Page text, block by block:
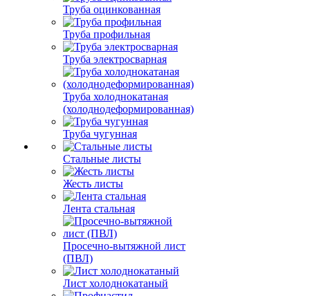
Труба оцинкованная
Труба профильная
Труба электросварная
Труба холоднокатаная
(холоднодеформированная)
Труба чугунная
Стальные листы
Жесть листы
Лента стальная
Просечно-вытяжной лист
(ПВЛ)
Лист холоднокатаный